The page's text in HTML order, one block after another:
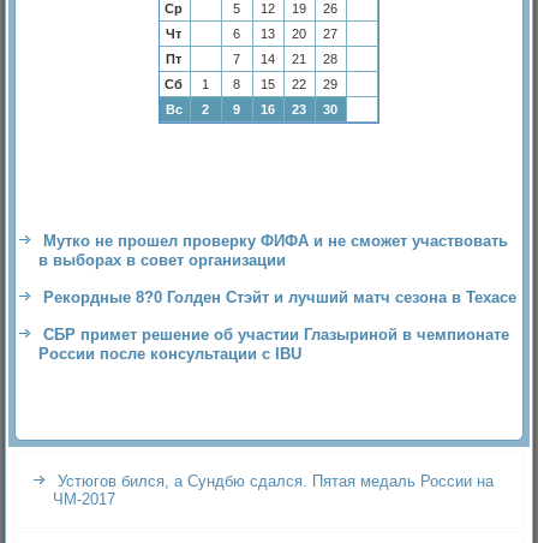
Ср
5 12 19
26
Чт
6 13 20
27
Пт
7 14 21
28
Сб
1 8 15 22
29
Вс
2 9 16 23 30
Мутко не прошел проверку ФИФА и не сможет участвовать
в выборах в совет организации
Рекордные 8?0 Голден Стэйт и лучший матч сезона в Техасе
СБР примет решение об участии Глазыриной в чемпионате
России после консультации с IBU
Устюгов бился, а Сундбю сдался. Пятая медаль России на
ЧМ-2017